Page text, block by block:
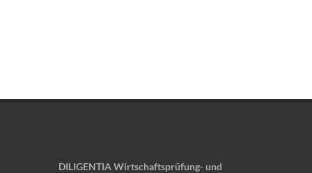
DILIGENTIA Wirtschaftsprüfung- und